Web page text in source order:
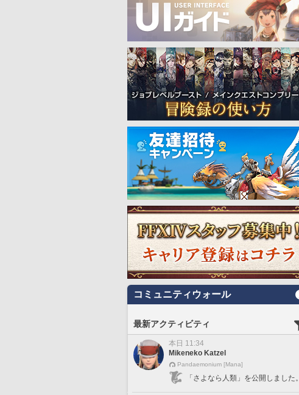
コミュニティウォール
最新アクティビティ
本日 11:34
Mikeneko Katzel
Pandaemonium [Mana]
「さよなら人類」を公開しました。